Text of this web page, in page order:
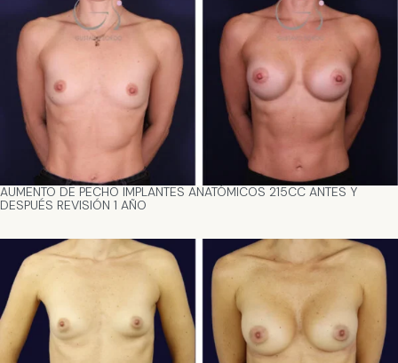
AUMENTO DE PECHO IMPLANTES ANATÓMICOS 215CC ANTES Y
DESPUÉS REVISIÓN 1 AÑO